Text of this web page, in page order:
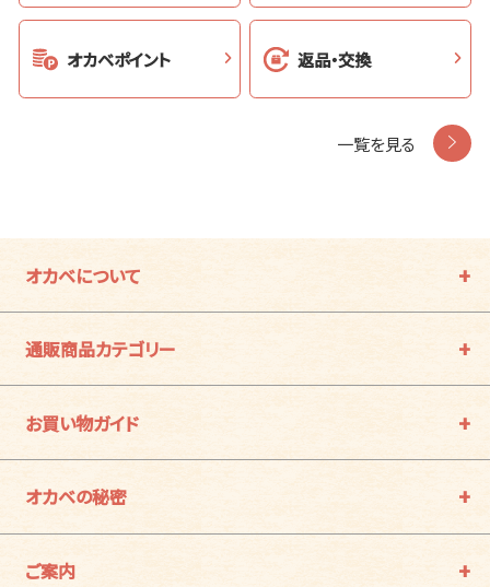
オカベポイント 返品・交換
一覧を見る
オカベについて
通販商品カテゴリー
お買い物ガイド
オカベの秘密
ご案内